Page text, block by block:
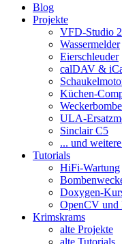
Blog
Projekte
VFD-Studio 2
Wassermelder
Eierschleuder
calDAV &
Küchen-
Weckerbombe
ULA-
Sinclair C5
... und
Tutorials
HiFi-Wartung
Doxygen-
OpenCV und
Krimskrams
alte Projekte
alte Tutorials